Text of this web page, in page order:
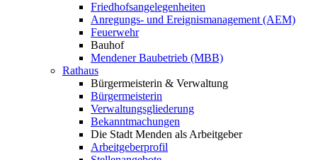
Friedhofsangelegenheiten
Anregungs- und Ereignismanagement (AEM)
Feuerwehr
Bauhof
Mendener Baubetrieb (MBB)
Rathaus
Bürgermeisterin & Verwaltung
Bürgermeisterin
Verwaltungsgliederung
Bekanntmachungen
Die Stadt Menden als Arbeitgeber
Arbeitgeberprofil